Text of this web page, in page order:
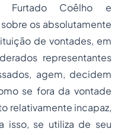
Furtado Coêlho e
os absolutamente
de vontades, em
representantes
agem, decidem
se fora da vontade
relativamente incapaz,
isso, se utiliza de seu